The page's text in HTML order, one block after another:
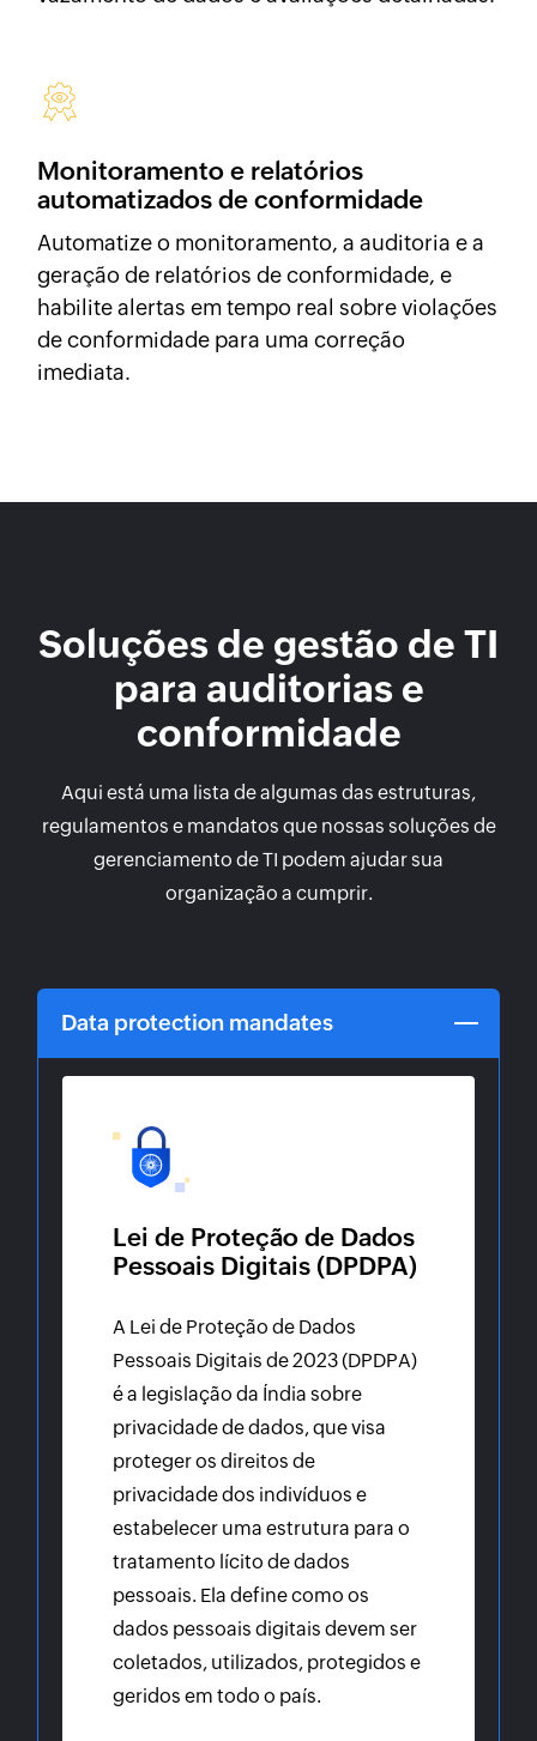
Monitoramento e relatórios
automatizados de conformidade
Automatize o monitoramento, a auditoria e a
geração de relatórios de conformidade, e
habilite alertas em tempo real sobre violações
de conformidade para uma correção
imediata.
Soluções de gestão de TI
para auditorias e
conformidade
Aqui está uma lista de algumas das estruturas,
regulamentos e mandatos que nossas soluções de
gerenciamento de TI podem ajudar sua
organização a cumprir.
Data protection mandates
Lei de Proteção de Dados
Pessoais Digitais (DPDPA)
A Lei de Proteção de Dados
Pessoais Digitais de 2023 (DPDPA)
é a legislação da Índia sobre
privacidade de dados, que visa
proteger os direitos de
privacidade dos indivíduos e
estabelecer uma estrutura para o
tratamento lícito de dados
pessoais. Ela define como os
dados pessoais digitais devem ser
coletados, utilizados, protegidos e
geridos em todo o país.